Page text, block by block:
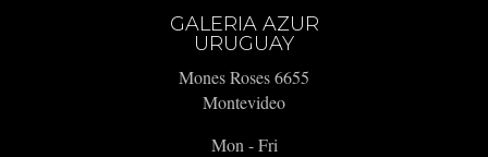
GALERIA AZUR
URUGUAY
Mones Roses 6655
Montevideo
Mon - Fri